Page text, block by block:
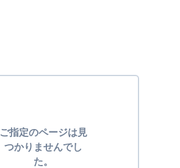
ご指定のページは見
つかりませんでし
た。